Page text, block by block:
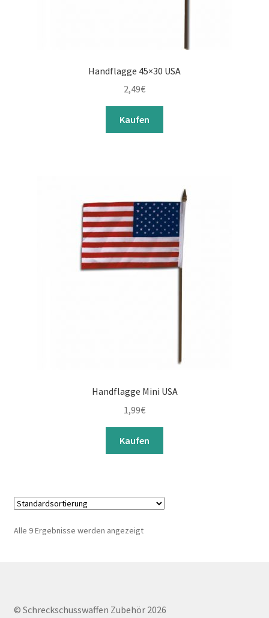
Handflagge 45×30 USA
2,49€
Kaufen
Handflagge Mini USA
1,99€
Kaufen
Alle 9 Ergebnisse werden angezeigt
© Schreckschusswaffen Zubehör 2026